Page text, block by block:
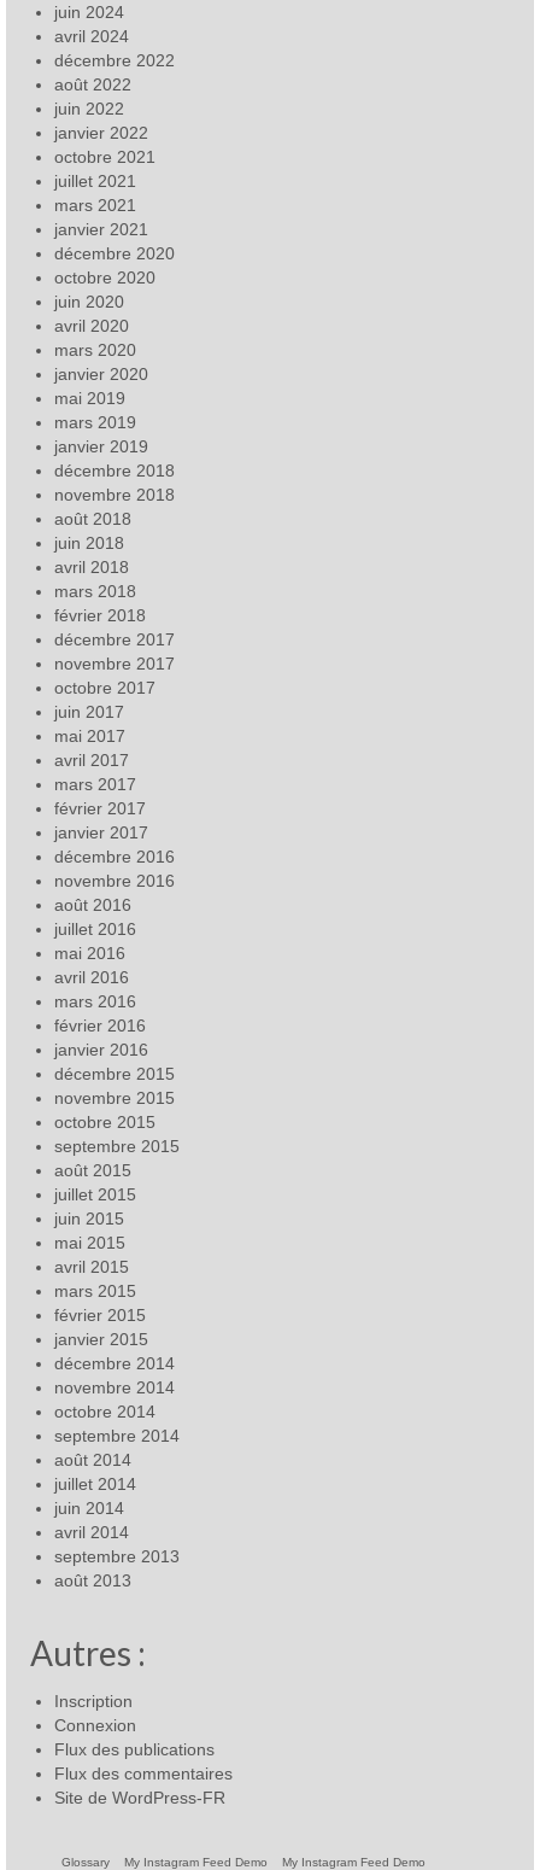
juin 2024
avril 2024
décembre 2022
août 2022
juin 2022
janvier 2022
octobre 2021
juillet 2021
mars 2021
janvier 2021
décembre 2020
octobre 2020
juin 2020
avril 2020
mars 2020
janvier 2020
mai 2019
mars 2019
janvier 2019
décembre 2018
novembre 2018
août 2018
juin 2018
avril 2018
mars 2018
février 2018
décembre 2017
novembre 2017
octobre 2017
juin 2017
mai 2017
avril 2017
mars 2017
février 2017
janvier 2017
décembre 2016
novembre 2016
août 2016
juillet 2016
mai 2016
avril 2016
mars 2016
février 2016
janvier 2016
décembre 2015
novembre 2015
octobre 2015
septembre 2015
août 2015
juillet 2015
juin 2015
mai 2015
avril 2015
mars 2015
février 2015
janvier 2015
décembre 2014
novembre 2014
octobre 2014
septembre 2014
août 2014
juillet 2014
juin 2014
avril 2014
septembre 2013
août 2013
Autres :
Inscription
Connexion
Flux des publications
Flux des commentaires
Site de WordPress-FR
Glossary My Instagram Feed Demo My Instagram Feed Demo